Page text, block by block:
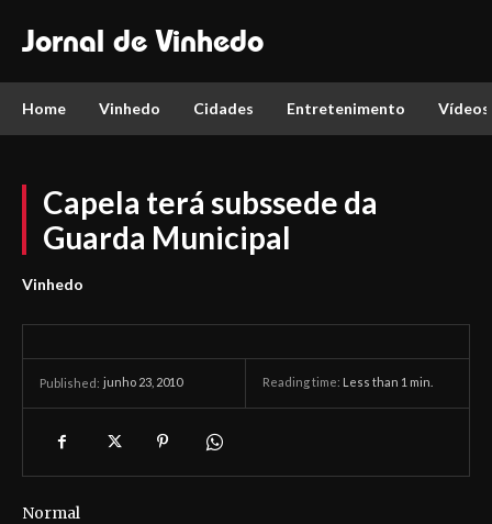
Jornal de Vinhedo
Home Vinhedo Cidades Entretenimento Vídeos
Capela terá subssede da
Guarda Municipal
Vinhedo
Published: junho 23, 2010 Reading time: Less than 1 min.
Normal